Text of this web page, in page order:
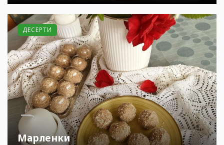
Марленки
ДЕСЕРТИ